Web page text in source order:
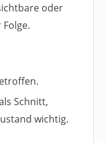
oder
Schnitt,
wichtig.